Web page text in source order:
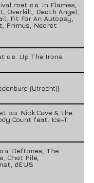
met o.a. In Flames,
Overkill, Death Angel,
Fit For An Autopsy,
Primus, Necrot
o.a. Up The Irons
(Utrecht))
o.a. Nick Cave & the
Count feat. Ice-T
Deftones, The
Chat Pile,
dEUS